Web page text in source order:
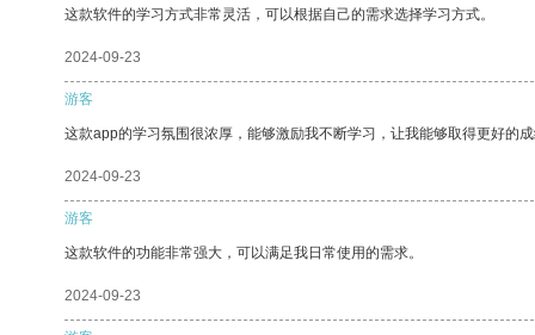
这款软件的学习方式非常灵活，可以根据自己的需求选择学习方式。
2024-09-23
游客
这款app的学习氛围很浓厚，能够激励我不断学习，让我能够取得更好的
2024-09-23
游客
这款软件的功能非常强大，可以满足我日常使用的需求。
2024-09-23